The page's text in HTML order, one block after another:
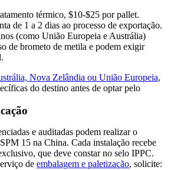
térmico, $10-$25 por pallet.
de 1 a 2 dias ao processo de exportação.
(como União Europeia e Austrália)
de brometo de metila e podem exigir
Nova Zelândia ou União Europeia,
do destino antes de optar pelo
e auditadas podem realizar o
15 na China. Cada instalação recebe
que deve constar no selo IPPC.
de embalagem e paletização, solicite: